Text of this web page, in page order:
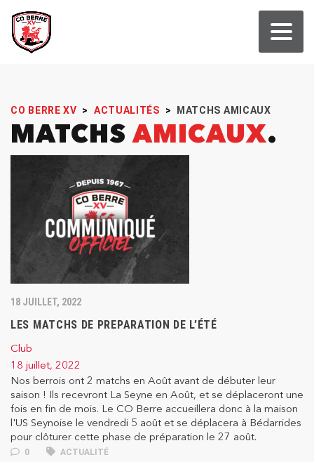
CO BERRE XV > ACTUALITÉS > MATCHS AMICAUX
MATCHSAMICAUX
18 JUILLET, 2022
LES MATCHS DE PREPARATION DE L’ÉTÉ
Club
18 juillet, 2022
Nos berrois ont 2 matchs en Août avant de débuter leur
saison ! Ils recevront La Seyne en Août, et se déplaceront une
fois en fin de mois. Le CO Berre accueillera donc à la maison
l'US Seynoise le vendredi 5 août et se déplacera à Bédarrides
pour clôturer cette phase de préparation le 27 août.
0 ACTUALITÉ